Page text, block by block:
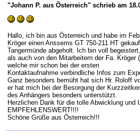
"Johann P. aus Österreich" schrieb am
Hallo, ich bin aus Österreich und habe im
Kröger einen Anssems GT 750-211 HT
Tangermünde abgeholt. Ich bin voll
als auch von den Mitarbeitern der Fa. Kröger
welche mir schon bei der ersten
Kontaktaufnahme verbindliche Infos zum
Ganz besonders bemüht hat sich Hr. Roloff
er hat mich bei der Besorgung der
des Anhängers besonders unterstützt.
Herzlichen Dank für die tolle Abwicklung und
EMPFEHLENSWERT!!!!
Schöne Grüße aus Österreich!!!